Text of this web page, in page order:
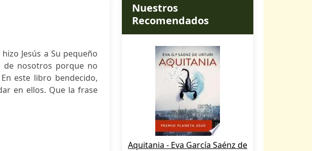
Jesús a Su pequeño
de nosotros porque no
este libro bendecido,
en ellos. Que la frase
Nuestros
Recomendados
Aquitania - Eva García Saénz de